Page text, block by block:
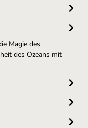
Magie des
des Ozeans mit